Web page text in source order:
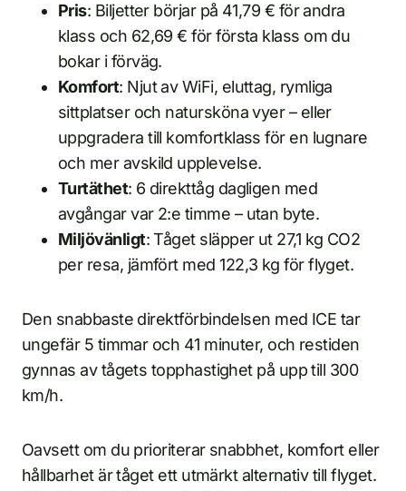
Pris: Biljetter börjar på 41,79 € för andra
klass och 62,69 € för första klass om du
bokar i förväg.
Komfort: Njut av WiFi, eluttag, rymliga
sittplatser och natursköna vyer – eller
uppgradera till komfortklass för en lugnare
och mer avskild upplevelse.
Turtäthet: 6 direkttåg dagligen med
avgångar var 2:e timme – utan byte.
Miljövänligt: Tåget släpper ut 27,1 kg CO2
per resa, jämfört med 122,3 kg för flyget.
Den snabbaste direktförbindelsen med ICE tar
ungefär 5 timmar och 41 minuter, och restiden
gynnas av tågets topphastighet på upp till 300
km/h.
Oavsett om du prioriterar snabbhet, komfort eller
hållbarhet är tåget ett utmärkt alternativ till flyget.